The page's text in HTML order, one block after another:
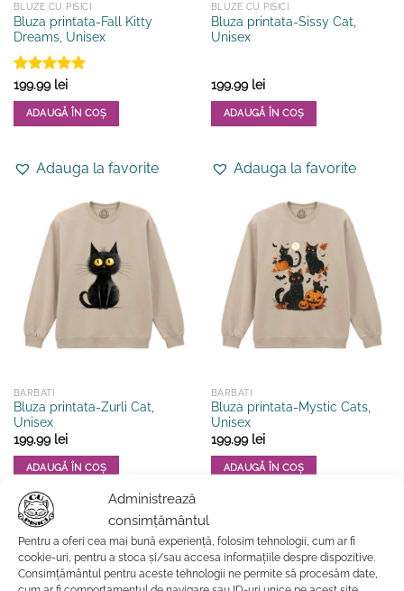
Administrează
consimțământul
Pentru a oferi cea mai bună experiență, folosim tehnologii, cum ar fi
cookie-uri, pentru a stoca și/sau accesa informațiile despre dispozitive.
Consimțământul pentru aceste tehnologii ne permite să procesăm date,
BLUZE CU PISICI
Bluza printata-Fall Kitty
Dreams, Unisex
Evaluat la
5din 5
199.99 lei
ADAUGĂ ÎN COȘ
are
variații.
Opțiunile
alese
pagina
Adauga la favorite
BLUZE CU PISICI
Bluza printata-Sissy Cat,
Unisex
199.99 lei
ADAUGĂ ÎN COȘ
are
variații.
Opțiunile
alese
pagina
Adauga la favorite
BARBATI
Bluza printata-Zurli Cat,
Unisex
199.99 lei
ADAUGĂ ÎN COȘ
Acest
produs
are
mai
multe
Adauga la favorite
BARBATI
Bluza printata-Mystic Cats,
Unisex
199.99 lei
ADAUGĂ ÎN COȘ
mai
multe
variații.